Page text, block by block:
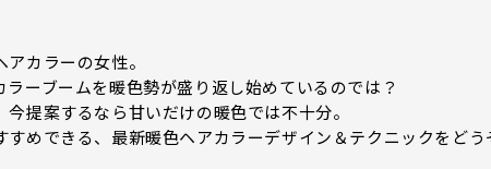
カラーの女性。
ーブームを暖色勢が盛り返し始めているのでは？
提案するなら甘いだけの暖色では不十分。
めできる、最新暖色ヘアカラーデザイン＆テクニックをどう